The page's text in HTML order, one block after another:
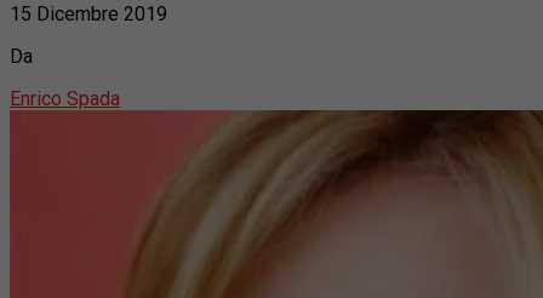
15 Dicembre 2019
Da
Enrico Spada